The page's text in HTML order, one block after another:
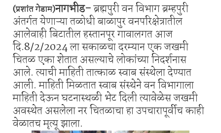
(प्रशांत गेडाम)नागभीड-ब्रह्मपुरी वन विभाग ब्रम्हपुरी
अंतर्गत येणाऱ्या तळोधी बाळापुर वनपरिक्षेत्रातील
आलेवाही बिटातील हस्तानपूर गावालगत आज
दि.8/2/2024 ला सकाळचा दरम्यान एक जखमी
चितळ एका शेतात असल्याचे लोकांच्या निदर्शनास
आले. त्याची माहिती तात्काळ स्वाब संस्थेला देण्यात
आली. माहिती मिळतात स्वाब संस्थेने वन विभागाला
माहिती देऊन घटनास्थळी भेट दिली त्यावेळेस जखमी
अवस्थेत असलेला नर चितळाचा हा उपचारापूर्वीच काही
वेळातच मृत्यू झाला.